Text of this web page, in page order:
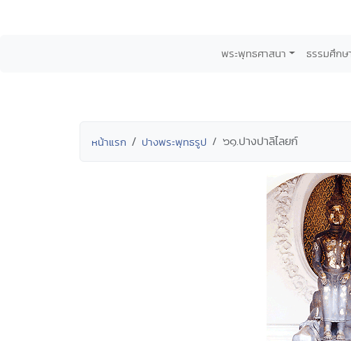
พระพุทธศาสนา ธรรมศึกษ
หน้าแรก ปางพระพุทธรูป ๖๑.ปางปาลิไลยก์